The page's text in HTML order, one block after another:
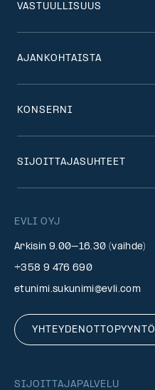
EVLI OYJ
Arkisin 9.00–16.30 (vaihde)
+358 9 476 690
etunimi.sukunimi@evli.com
YHTEYDENOTTOPYYNTÖ
SIJOITTAJAPALVELU
VASTUULLISUUS
AJANKOHTAISTA
KONSERNI
SIJOITTAJASUHTEET